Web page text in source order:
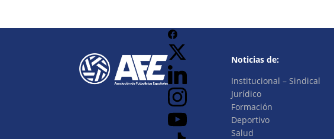
Noticias de:
Institucional – Sindical
Jurídico
Formación
Deportivo
Salud